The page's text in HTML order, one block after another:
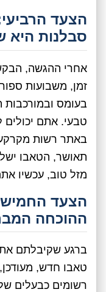
הצעד
סבלנות
אחרי ההגשה,
זמן, משבועות
בעומס
טבעי. אתם
באתר רשות
תאושר, הטאבו
מזל טוב, עכשיו
הצעד
ההוכחה
ברגע שקיבלתם את
טאבו חדש,
רשומים כבעלים